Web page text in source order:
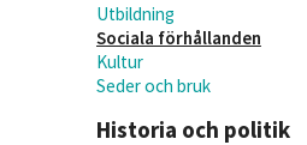
Utbildning
Sociala förhållanden
Kultur
Seder och bruk
Historia och politik